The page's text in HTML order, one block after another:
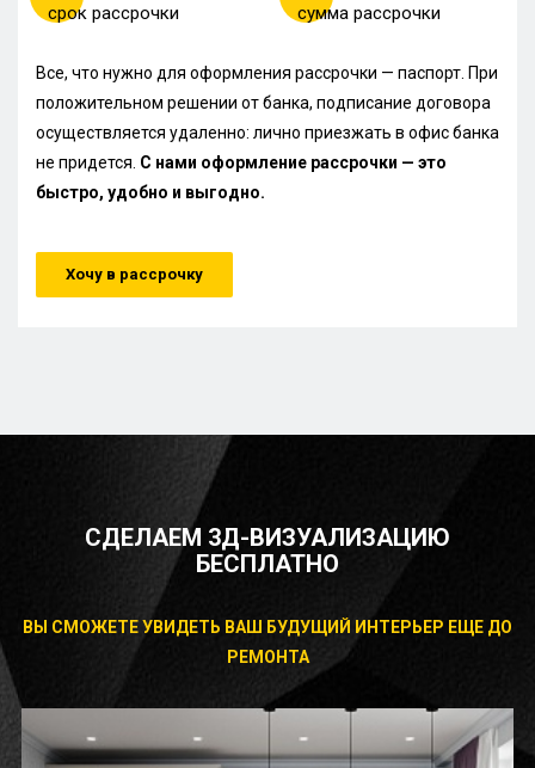
срок рассрочки сумма рассрочки
Все, что нужно для оформления рассрочки — паспорт. При
положительном решении от банка, подписание договора
осуществляется удаленно: лично приезжать в офис банка
не придется. С нами оформление рассрочки — это
быстро, удобно и выгодно.
Хочу в рассрочку
СДЕЛАЕМ 3Д-ВИЗУАЛИЗАЦИЮ
БЕСПЛАТНО
ВЫ СМОЖЕТЕ УВИДЕТЬ ВАШ БУДУЩИЙ ИНТЕРЬЕР ЕЩЕ ДО
РЕМОНТА